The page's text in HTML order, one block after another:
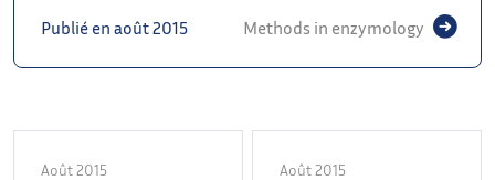
Publié en août 2015 Methods in enzymology
Août 2015 Août 2015